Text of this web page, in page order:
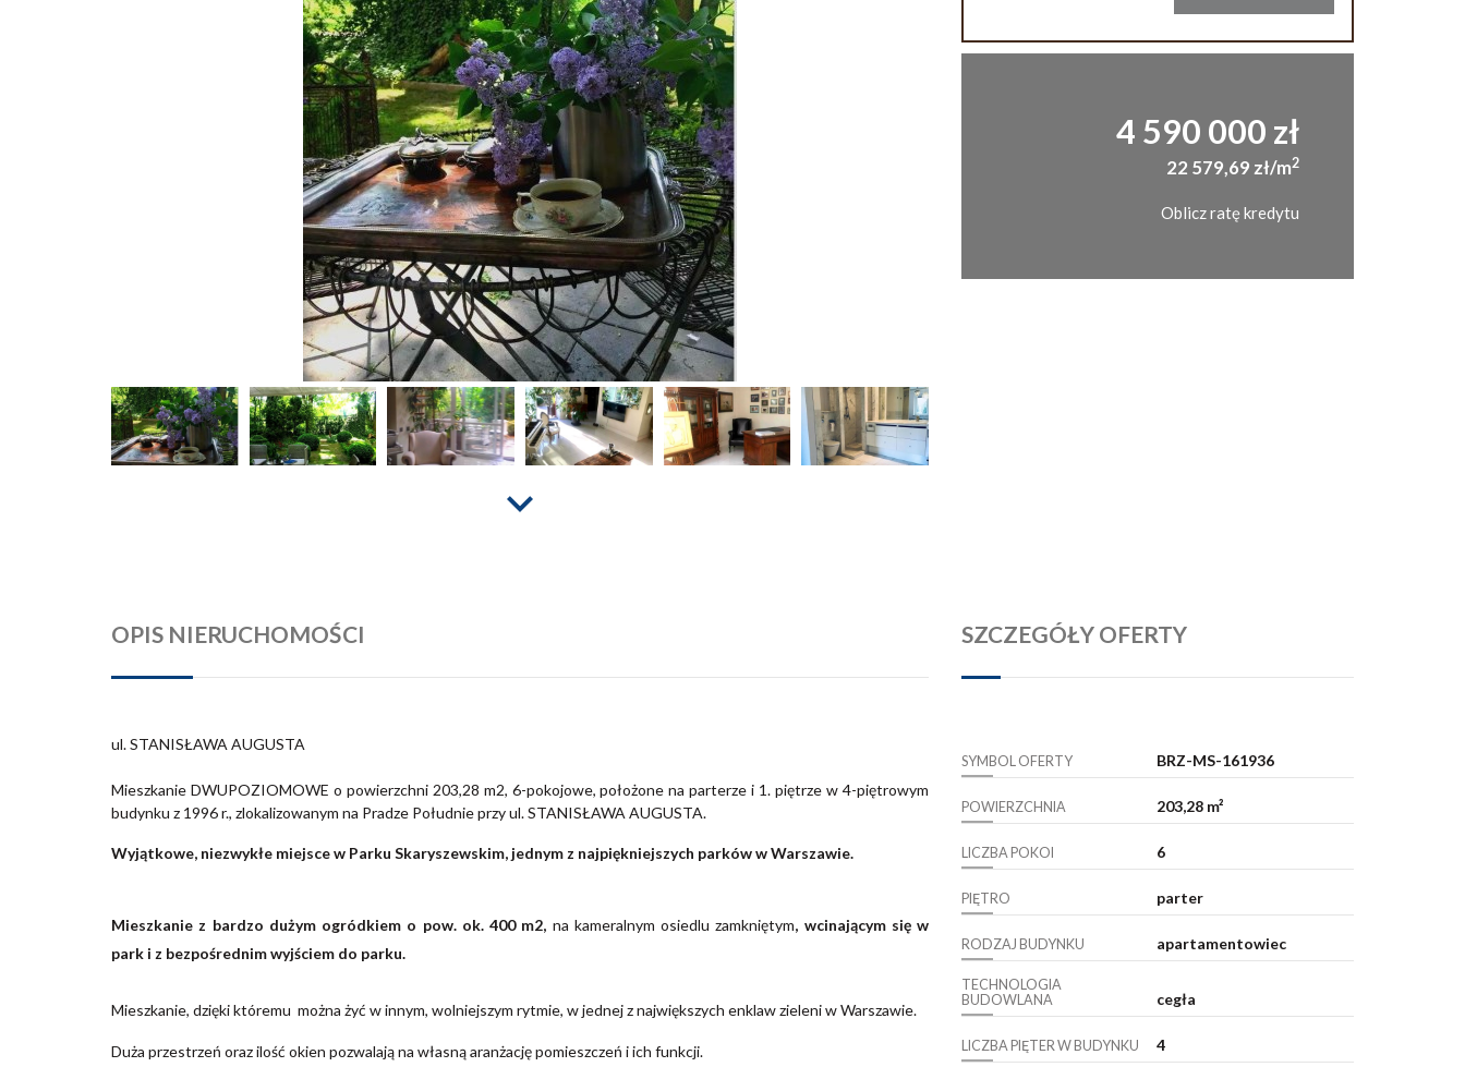
4 590 000 zł
22 579,69 zł/m2
Oblicz ratę kredytu
OPIS NIERUCHOMOŚCI
ul. STANISŁAWA AUGUSTA
Mieszkanie DWUPOZIOMOWE o powierzchni 203,28 m2, 6-pokojowe, położone na parterze i 1. piętrze w 4-piętrowym
budynku z 1996 r., zlokalizowanym na Pradze Południe przy ul. STANISŁAWA AUGUSTA.
Wyjątkowe, niezwykłe miejsce w Parku Skaryszewskim, jednym z najpiękniejszych parków w Warszawie.
Mieszkanie z bardzo dużym ogródkiem o pow. ok. 400 m2, na kameralnym osiedlu zamkniętym, wcinającym się w
park i z bezpośrednim wyjściem do parku.
Mieszkanie, dzięki któremu można żyć w innym, wolniejszym rytmie, w jednej z największych enklaw zieleni w Warszawie.
Duża przestrzeń oraz ilość okien pozwalają na własną aranżację pomieszczeń i ich funkcji.
SZCZEGÓŁY OFERTY
SYMBOL OFERTY BRZ-MS-161936
POWIERZCHNIA 203,28 m²
LICZBA POKOI 6
PIĘTRO parter
RODZAJ BUDYNKU apartamentowiec
TECHNOLOGIA
BUDOWLANA
cegła
LICZBA PIĘTER W BUDYNKU 4